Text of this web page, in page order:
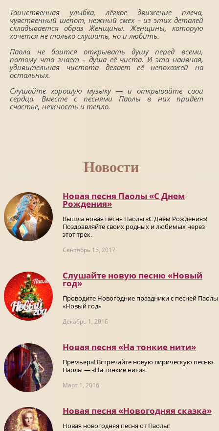
Таинственная улыбка, лёгкое движение плеча,
чувственный шепот, нежный смех – из этих деталей
складывается образ Женщины. Женщины, которую
хочется не только слушать, но и любить.
Паола не боится открывать душу перед всеми,
потому что знает – душа её чиста. И эта наивная,
удивительная чистота делает её непохожей на
остальных.
Слушайте хорошую музыку — и открывайте свои
сердца. Вместе с песнями Паолы в них придёт
счастье, нежность и тепло.
Новости
Новая песня Паолы «С Днем
Рождения»
Вышла новая песня Паолы «С Днем Рождения»!
Поздравляйте своих родных и любимых через
этот трек.
Сентябрь 15, 2017
Слушайте новую песню «Новый
год»
Проводите Новогодние праздники с песней Паолы
«Новый год»
Декабрь 1, 2016
Новая песня «На тонкие нити»
Премьера! Встречайте новую лирическую песню
Паолы — «На тонкие нити».
Март 1, 2016
Новая песня «Новогодняя сказка»
Новая новогодняя песня от Паолы!